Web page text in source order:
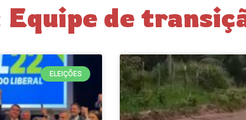
de
ELEIÇÕES